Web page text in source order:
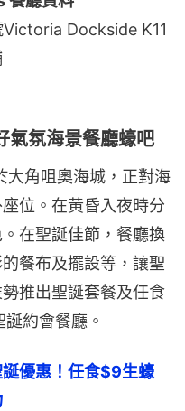
Dockside K11
氣氛海景餐廳蠔吧
角咀奧海城，正對海
位。在黃昏入夜時分
在聖誕佳節，餐廳換
餐布及擺設等，讓聖
推出聖誕套餐及任食
約會餐廳。
優惠！任食$9生蠔